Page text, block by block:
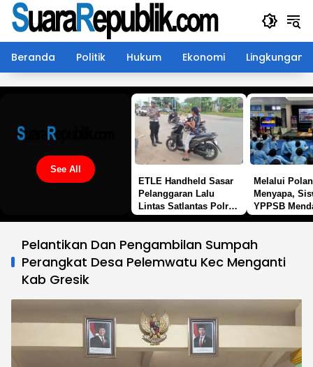
Langsung
konten
Beranda
Politik Hukum Ekonomi Lingkungan
See All
ETLE Handheld Sasar
Pelanggaran Lalu
Lintas Satlantas Polres
Melalui
Menyapa,
YPPSB
Satlantas
Pelantikan Dan Pengambilan Sumpah
Perangkat Desa Pelemwatu Kec Menganti
Kab Gresik